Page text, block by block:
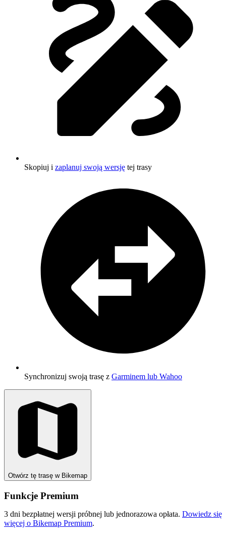
Skopiuj i zaplanuj swoją wersję tej trasy
Synchronizuj swoją trasę z Garminem lub Wahoo
Otwórz tę trasę w Bikemap
Funkcje Premium
3 dni bezpłatnej wersji próbnej lub jednorazowa opłata. Dowiedz się
więcej o Bikemap Premium.